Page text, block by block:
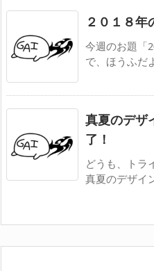
２０１８年
今週のお題「
で、ほうふだ
真夏のデザ
了！
どうも、トラ
真夏のデザイ